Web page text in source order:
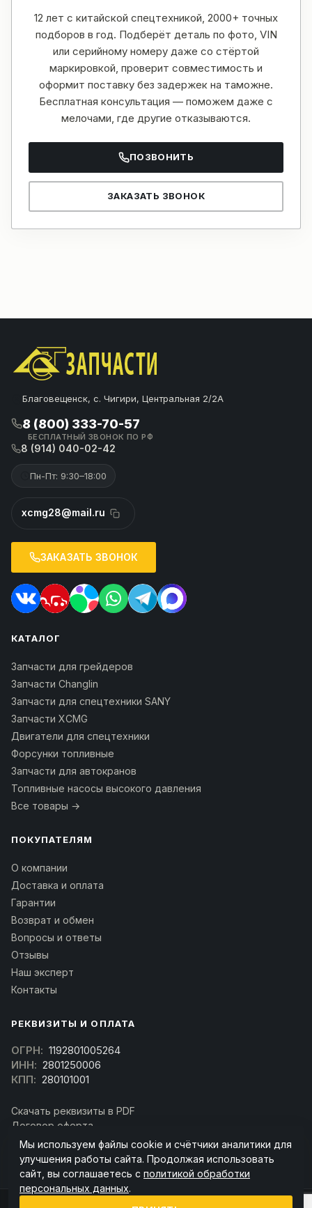
12 лет с китайской спецтехникой, 2000+ точных
подборов в год. Подберёт деталь по фото, VIN
или серийному номеру даже со стёртой
маркировкой, проверит совместимость и
оформит поставку без задержек на таможне.
Бесплатная консультация — поможем даже с
мелочами, где другие отказываются.
ПОЗВОНИТЬ
ЗАКАЗАТЬ ЗВОНОК
Благовещенск, с. Чигири, Центральная 2/2А
8 (800) 333-70-57
БЕСПЛАТНЫЙ ЗВОНОК ПО РФ
8 (914) 040-02-42
Пн-Пт: 9:30–18:00
xcmg28@mail.ru
ЗАКАЗАТЬ ЗВОНОК
КАТАЛОГ
Запчасти для грейдеров
Запчасти Changlin
Запчасти для спецтехники SANY
Запчасти XCMG
Двигатели для спецтехники
Форсунки топливные
Запчасти для автокранов
Топливные насосы высокого давления
Все товары →
ПОКУПАТЕЛЯМ
О компании
Доставка и оплата
Гарантии
Возврат и обмен
Вопросы и ответы
Отзывы
Наш эксперт
Контакты
РЕКВИЗИТЫ И ОПЛАТА
ОГРН: 1192801005264
ИНН: 2801250006
КПП: 280101001
Скачать реквизиты в PDF
Договор оферта
(Скачать договор)
Мы используем файлы cookie и счётчики аналитики для
улучшения работы сайта. Продолжая использовать
сайт, вы соглашаетесь с политикой обработки
персональных данных.